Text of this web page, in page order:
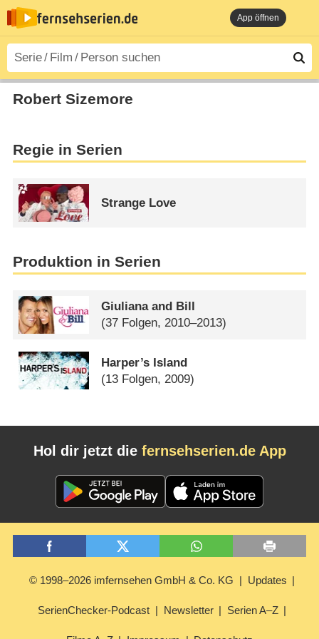
App öffnen
Robert Sizemore
Regie in Serien
Strange Love
Produktion in Serien
Giuliana and Bill
(37 Folgen, 2010–2013)
Harper’s Island
(13 Folgen, 2009)
Hol dir jetzt die fernsehserien.de App
© 1998–2026 imfernsehen GmbH & Co. KG Updates
SerienChecker-Podcast Newsletter Serien A–Z